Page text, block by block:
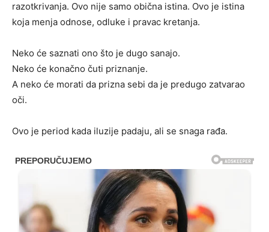
razotkrivanja. Ovo nije samo obična istina. Ovo je istina
koja menja odnose, odluke i pravac kretanja.
Neko će saznati ono što je dugo sanajo.
Neko će konačno čuti priznanje.
A neko će morati da prizna sebi da je predugo zatvarao
oči.
Ovo je period kada iluzije padaju, ali se snaga rađa.